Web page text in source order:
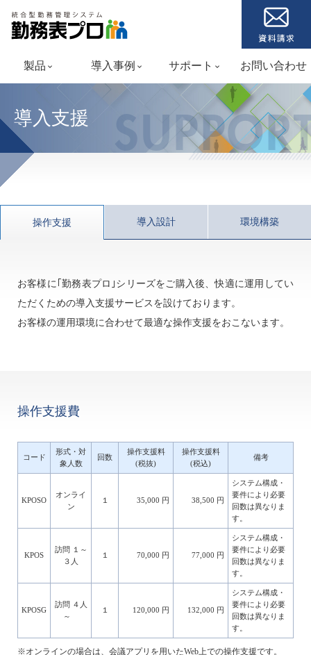
製品 keyboard_arrow_down 導入事例 keyboard_arrow_down サポート keyboard_arrow_down お問い合わせ
導入支援
操作支援 導入設計 環境構築
お客様に｢勤務表プロ｣シリーズをご購入後、快適に運用してい
ただくための導入支援サービスを設けております。
お客様の運用環境に合わせて最適な操作支援をおこないます。
操作支援費
コード
形式・対
象人数
回数
操作支援料
(税抜)
操作支援料
(税込)
備考
KPOSO
オンライ
ン
１ 35,000 円 38,500 円
システム構成・
要件により必要
回数は異なりま
す。
KPOS
訪問 １～
３人
１ 70,000 円 77,000 円
システム構成・
要件により必要
回数は異なりま
す。
KPOSG
訪問 ４人
～
１ 120,000 円 132,000 円
システム構成・
要件により必要
回数は異なりま
す。
※オンラインの場合は、会議アプリを用いたWeb上での操作支援です。